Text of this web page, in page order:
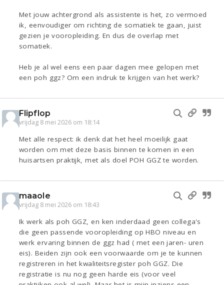
Met jouw achtergrond als assistente is het, zo vermoed
ik, eenvoudiger om richting de somatiek te gaan, juist
gezien je vooropleiding. En dus de overlap met
somatiek.
Heb je al wel eens een paar dagen mee gelopen met
een poh ggz? Om een indruk te krijgen van het werk?
Flipflop
vrijdag 8 mei 2026 om 18:14
Met alle respect: ik denk dat het heel moeilijk gaat
worden om met deze basis binnen te komen in een
huisartsen praktijk, met als doel POH GGZ te worden.
maaole
vrijdag 8 mei 2026 om 18:43
Ik werk als poh GGZ, en ken inderdaad geen collega's
die geen passende vooropleiding op HBO niveau en
werk ervaring binnen de ggz had ( met een jaren- uren
eis). Beiden zijn ook een voorwaarde om je te kunnen
registreren in het kwaliteitsregister poh GGZ. Die
registratie is nu nog geen harde eis (voor veel